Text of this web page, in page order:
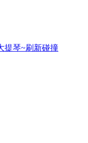
提琴~刷新碰撞